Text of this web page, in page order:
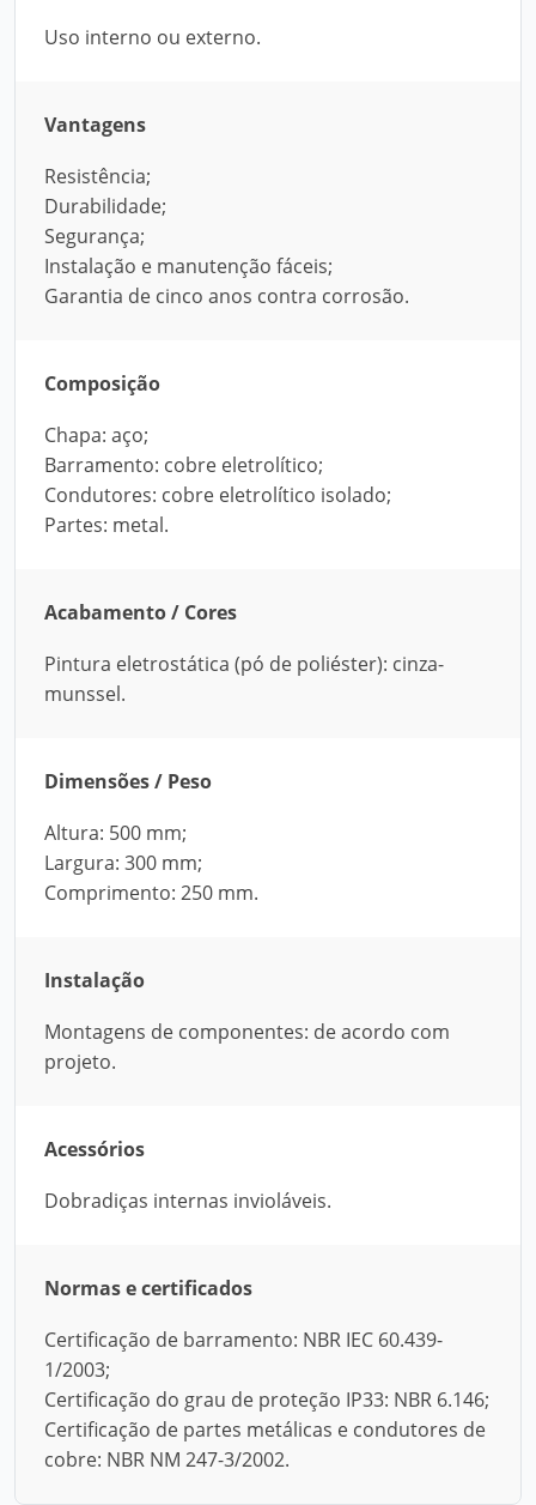
Uso interno ou externo.
Vantagens
Resistência;
Durabilidade;
Segurança;
Instalação e manutenção fáceis;
Garantia de cinco anos contra corrosão.
Composição
Chapa: aço;
Barramento: cobre eletrolítico;
Condutores: cobre eletrolítico isolado;
Partes: metal.
Acabamento / Cores
Pintura eletrostática (pó de poliéster): cinza-
munssel.
Dimensões / Peso
Altura: 500 mm;
Largura: 300 mm;
Comprimento: 250 mm.
Instalação
Montagens de componentes: de acordo com
projeto.
Acessórios
Dobradiças internas invioláveis.
Normas e certificados
Certificação de barramento: NBR IEC 60.439-
1/2003;
Certificação do grau de proteção IP33: NBR 6.146;
Certificação de partes metálicas e condutores de
cobre: NBR NM 247-3/2002.